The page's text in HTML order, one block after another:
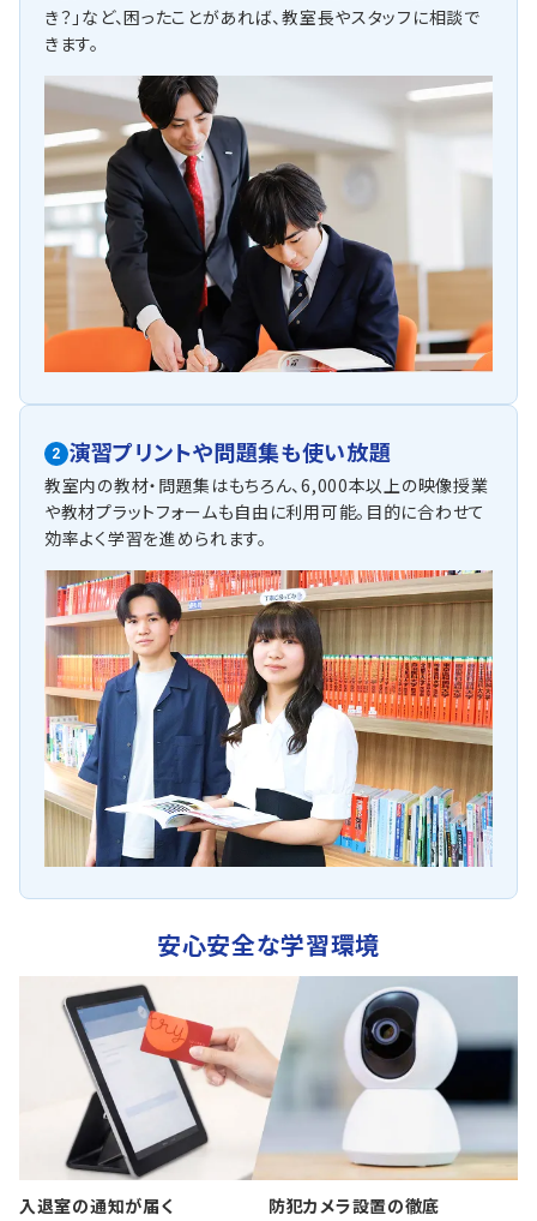
き？」など、困ったことがあれば、教室長やスタッフに相談で
きます。
2 演習プリントや問題集も使い放題
教室内の教材・問題集はもちろん、6,000本以上の映像授業
や教材プラットフォームも自由に利用可能。目的に合わせて
効率よく学習を進められます。
安心安全な学習環境
入退室の通知が届く
防犯カメラ設置の徹底